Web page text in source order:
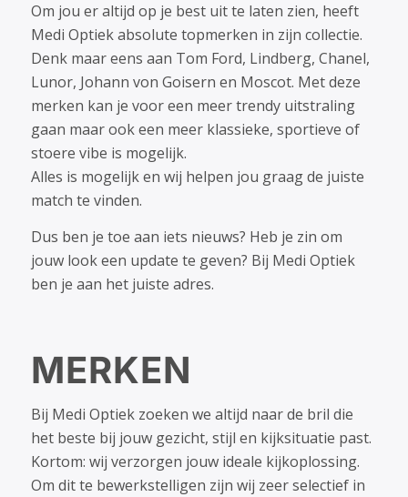
Om jou er altijd op je best uit te laten zien, heeft
Medi Optiek absolute topmerken in zijn collectie.
Denk maar eens aan Tom Ford, Lindberg, Chanel,
Lunor, Johann von Goisern en Moscot. Met deze
merken kan je voor een meer trendy uitstraling
gaan maar ook een meer klassieke, sportieve of
stoere vibe is mogelijk.
Alles is mogelijk en wij helpen jou graag de juiste
match te vinden.
Dus ben je toe aan iets nieuws? Heb je zin om
jouw look een update te geven? Bij Medi Optiek
ben je aan het juiste adres.
MERKEN
Bij Medi Optiek zoeken we altijd naar de bril die
het beste bij jouw gezicht, stijl en kijksituatie past.
Kortom: wij verzorgen jouw ideale kijkoplossing.
Om dit te bewerkstelligen zijn wij zeer selectief in